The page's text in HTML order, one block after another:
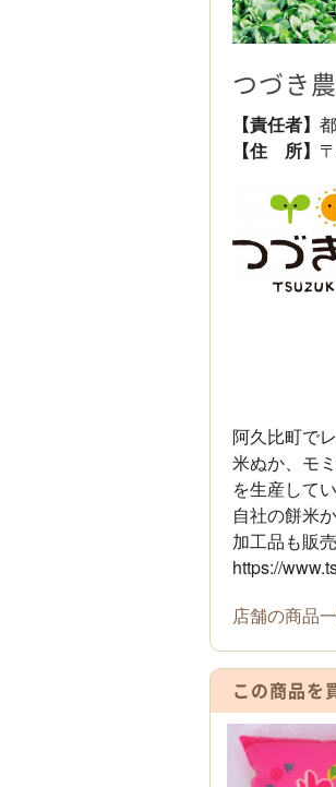
つづき
【責任者】
【住 所】
阿久比町で
米ぬか、モ
を生産してい
自社の餅米
加工品も販
https://
店舗の商品
この商品を